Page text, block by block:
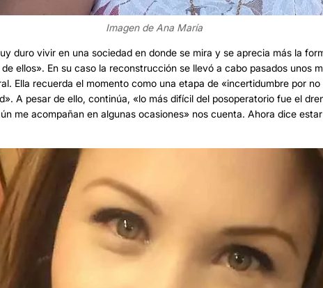
Imagen de Ana María
duro vivir en una sociedad en donde se mira y se aprecia más la
ellos». En su caso la reconstrucción se llevó a cabo pasados unos
Ella recuerda el momento como una etapa de «incertidumbre por no
A pesar de ello, continúa, «lo más difícil del posoperatorio fue el
me acompañan en algunas ocasiones» nos cuenta. Ahora dice